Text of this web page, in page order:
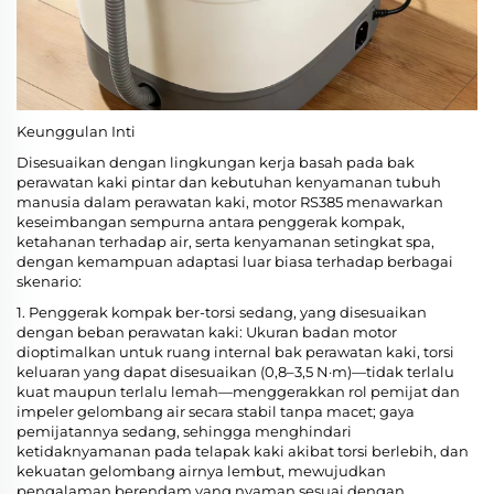
Keunggulan Inti
Disesuaikan dengan lingkungan kerja basah pada bak
perawatan kaki pintar dan kebutuhan kenyamanan tubuh
manusia dalam perawatan kaki, motor RS385 menawarkan
keseimbangan sempurna antara penggerak kompak,
ketahanan terhadap air, serta kenyamanan setingkat spa,
dengan kemampuan adaptasi luar biasa terhadap berbagai
skenario:
1. Penggerak kompak ber-torsi sedang, yang disesuaikan
dengan beban perawatan kaki: Ukuran badan motor
dioptimalkan untuk ruang internal bak perawatan kaki, torsi
keluaran yang dapat disesuaikan (0,8–3,5 N·m)—tidak terlalu
kuat maupun terlalu lemah—menggerakkan rol pemijat dan
impeler gelombang air secara stabil tanpa macet; gaya
pemijatannya sedang, sehingga menghindari
ketidaknyamanan pada telapak kaki akibat torsi berlebih, dan
kekuatan gelombang airnya lembut, mewujudkan